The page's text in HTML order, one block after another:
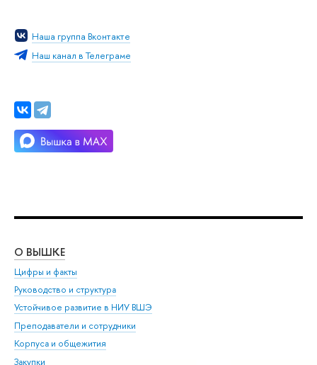
Наша группа Вконтакте
Наш канал в Телеграме
О ВЫШКЕ
Цифры и факты
Руководство и структура
Устойчивое развитие в НИУ ВШЭ
Преподаватели и сотрудники
Корпуса и общежития
Закупки